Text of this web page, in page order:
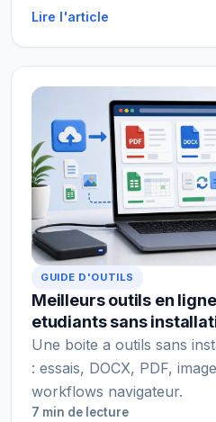
Lire l'article
GUIDE D'OUTILS
Meilleurs outils en
etudiants sans
Une boite a outils sans
: essais, DOCX, PDF,
workflows navigateur.
7 min de lecture